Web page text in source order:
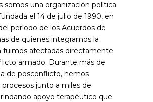
somos una organización política
el 14 de julio de 1990, en
período de los Acuerdos de
de quienes integramos la
fuimos afectadas directamente
armado. Durante más de
de posconflicto, hemos
procesos junto a miles de
apoyo terapéutico que